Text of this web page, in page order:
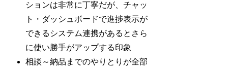
ションは非常に丁寧だが、チャッ
ト・ダッシュボードで進捗表示が
できるシステム連携があるとさら
に使い勝手がアップする印象
相談～納品までのやりとりが全部